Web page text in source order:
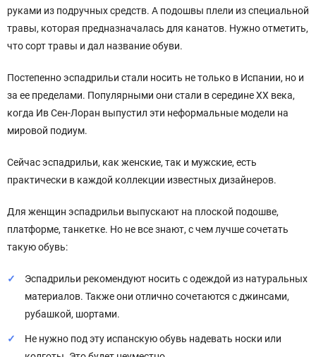
руками из подручных средств. А подошвы плели из специальной
травы, которая предназначалась для канатов. Нужно отметить,
что сорт травы и дал название обуви.
Постепенно эспадрильи стали носить не только в Испании, но и
за ее пределами. Популярными они стали в середине XX века,
когда Ив Сен-Лоран выпустил эти неформальные модели на
мировой подиум.
Сейчас эспадрильи, как женские, так и мужские, есть
практически в каждой коллекции известных дизайнеров.
Для женщин эспадрильи выпускают на плоской подошве,
платформе, танкетке. Но не все знают, с чем лучше сочетать
такую обувь:
Эспадрильи рекомендуют носить с одеждой из натуральных
материалов. Также они отлично сочетаются с джинсами,
рубашкой, шортами.
Не нужно под эту испанскую обувь надевать носки или